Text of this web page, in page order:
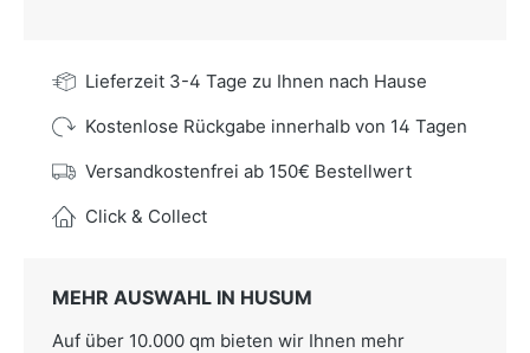
Lieferzeit 3-4 Tage zu Ihnen nach Hause
Kostenlose Rückgabe innerhalb von 14 Tagen
Versandkostenfrei ab 150€ Bestellwert
Click & Collect
MEHR AUSWAHL IN HUSUM
Auf über 10.000 qm bieten wir Ihnen mehr